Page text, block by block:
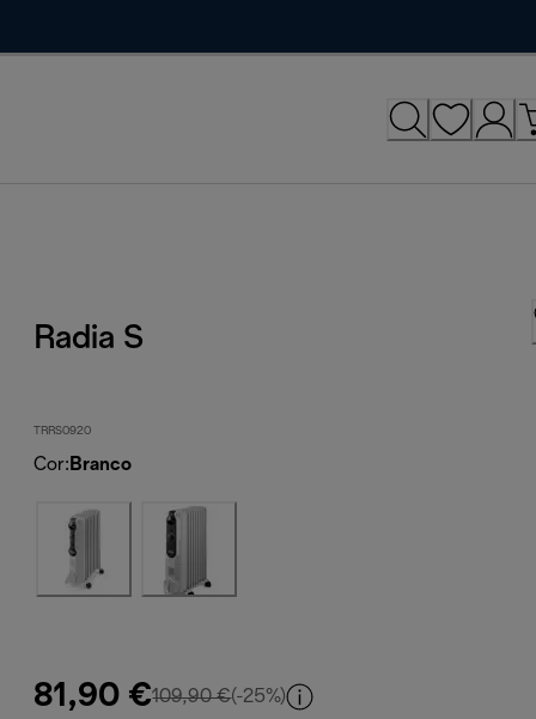
Radia S
TRRS0920
Cor: Branco
81,90 €109,90 €preço original 109,90 €
(-25%)